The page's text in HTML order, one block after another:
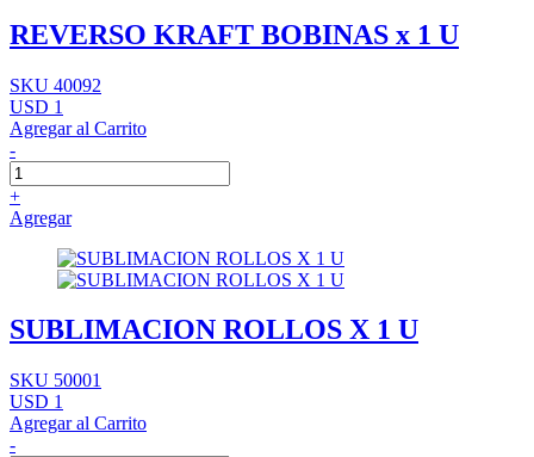
REVERSO KRAFT BOBINAS x 1 U
SKU 40092
USD 1
Agregar al Carrito
-
+
Agregar
SUBLIMACION ROLLOS X 1 U
SKU 50001
USD 1
Agregar al Carrito
-